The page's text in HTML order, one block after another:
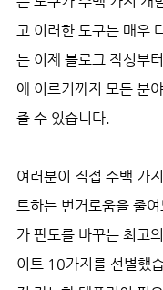
고 이러한 도구는 매우
는 이제 블로그 작성부
에 이르기까지 모든 분
줄 수 있습니다.
여러분이 직접 수백 가
트하는 번거로움을 줄여
가 판도를 바꾸는 최고
이트 10가지를 선별했